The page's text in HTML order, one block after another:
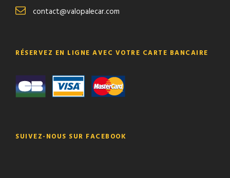
contact@valopalecar.com
RÉSERVEZ EN LIGNE AVEC VOTRE CARTE BANCAIRE
SUIVEZ-NOUS SUR FACEBOOK